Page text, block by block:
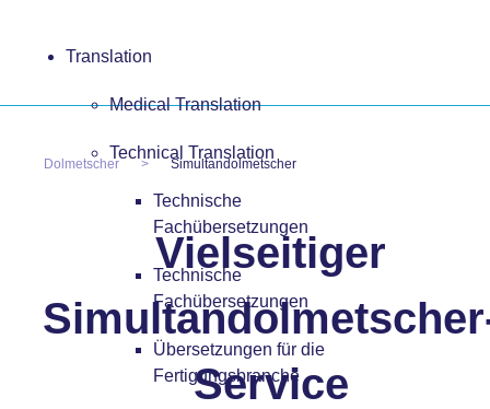
Translation
Medical Translation
Technical Translation
Technische
Fachübersetzungen
Technische
Fachübersetzungen
Übersetzungen für die
Fertigungsbranche
Dolmetscher Simultandolmetscher
Vielseitiger
Service